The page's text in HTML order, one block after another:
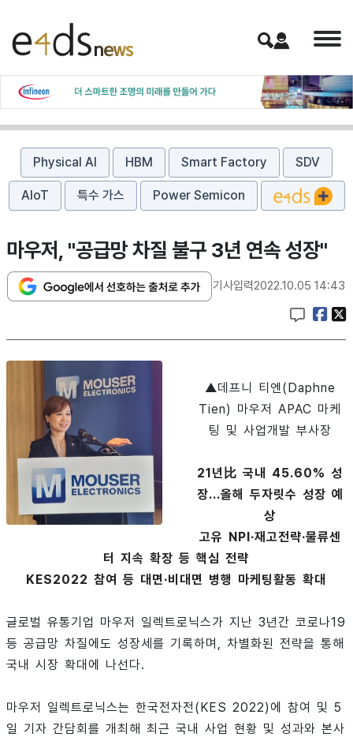
Physical AI HBM Smart Factory SDV
AIoT 특수 가스 Power Semicon
마우저, "공급망 차질 불구 3년 연속 성장"
기사입력2022.10.05 14:43
▲데프니 티엔(Daphne
Tien) 마우저 APAC 마케
팅 및 사업개발 부사장
21년比 국내 45.60% 성
장...올해 두자릿수 성장 예
상
고유 NPI∙재고전략∙물류센
터 지속 확장 등 핵심 전략
KES2022 참여 등 대면∙비대면 병행 마케팅활동 확대
글로벌 유통기업 마우저 일렉트로닉스가 지난 3년간 코로나19
등 공급망 차질에도 성장세를 기록하며, 차별화된 전략을 통해
국내 시장 확대에 나선다.
마우저 일렉트로닉스는 한국전자전(KES 2022)에 참여 및 5
일 기자 간담회를 개최해 최근 국내 사업 현황 및 성과와 본사